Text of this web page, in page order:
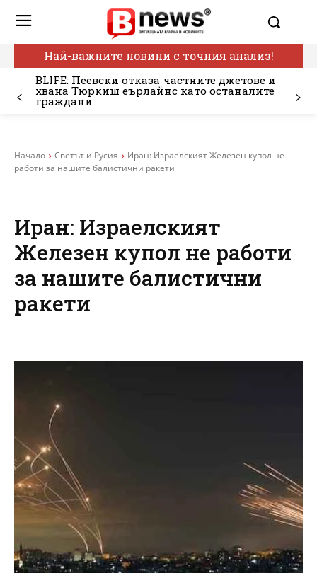
Най-важните новини с точния анализ!
BLIFE: Пеевски отказа частните джетове и
хвана Тюркиш еърлайнс като останалите
граждани
Начало Светът и Русия
Иран: Израелският Железен купол не
работи за нашите балистични ракети
Иран: Израелският
Железен купол не работи
за нашите балистични
ракети